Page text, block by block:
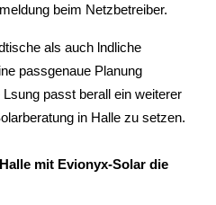
beim Netzbetreiber.
als auch lndliche
passgenaue Planung
passt berall ein weiterer
in Halle zu setzen.
mit Evionyx-Solar die